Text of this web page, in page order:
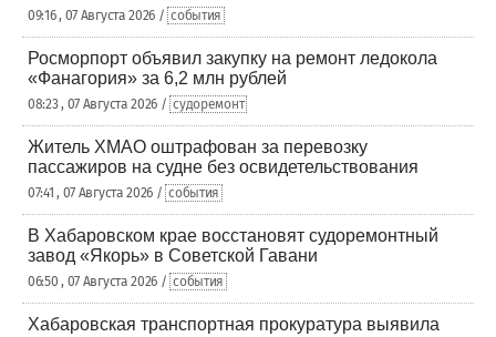
09:16 , 07 Августа 2026 / события
Росморпорт объявил закупку на ремонт ледокола
«Фанагория» за 6,2 млн рублей
08:23 , 07 Августа 2026 / судоремонт
Житель ХМАО оштрафован за перевозку
пассажиров на судне без освидетельствования
07:41 , 07 Августа 2026 / события
В Хабаровском крае восстановят судоремонтный
завод «Якорь» в Советской Гавани
06:50 , 07 Августа 2026 / события
Хабаровская транспортная прокуратура выявила